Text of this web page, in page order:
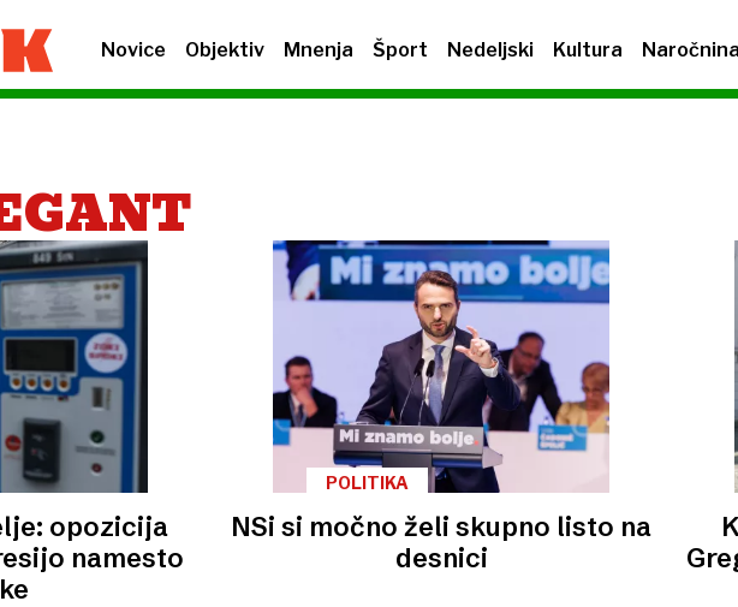
Novice Objektiv Mnenja Šport Nedeljski Kultura Naročnina
opozicija
namesto
POLITIKA
NSi si močno želi skupno listo na
desnici